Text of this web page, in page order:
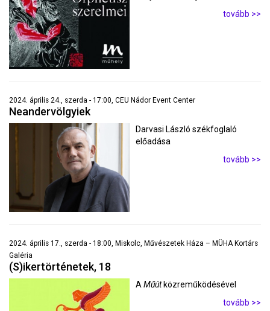
tovább >>
2024. április 24., szerda - 17:00, CEU Nádor Event Center
Neandervölgyiek
Darvasi László székfoglaló
előadása
tovább >>
2024. április 17., szerda - 18:00, Miskolc, Művészetek Háza – MÜHA Kortárs
Galéria
(S)ikertörténetek, 18
AMűútközreműködésével
tovább >>